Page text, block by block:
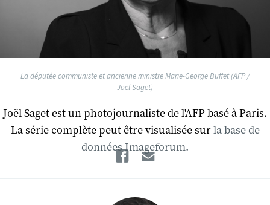
La députée communiste et ancienne ministre Marie-George Buffet (AFP /
Joël Saget)
Joël Saget est un photojournaliste de l'AFP basé à Paris.
La série complète peut être visualisée surla base de
données Imageforum.
Facebook
Email